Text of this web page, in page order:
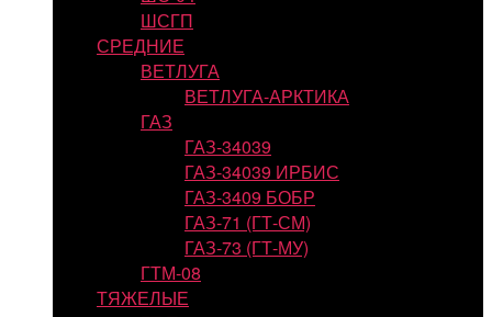
ШСГП
СРЕДНИЕ
ВЕТЛУГА
ВЕТЛУГА-АРКТИКА
ГАЗ
ГАЗ-34039
ГАЗ-34039 ИРБИС
ГАЗ-3409 БОБР
ГАЗ-71 (ГТ-СМ)
ГАЗ-73 (ГТ-МУ)
ГТМ-08
ТЯЖЕЛЫЕ